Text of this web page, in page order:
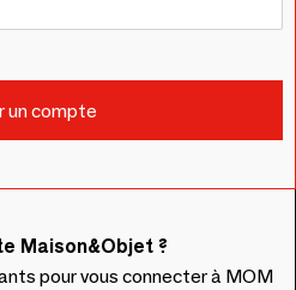
Maison&Objet ?
pour vous connecter à MOM